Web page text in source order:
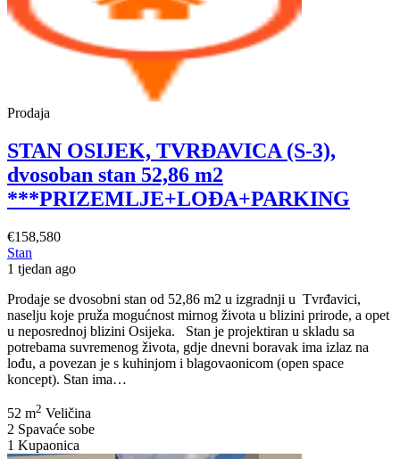
Prodaja
STAN OSIJEK, TVRĐAVICA (S-3),
dvosoban stan 52,86 m2
***PRIZEMLJE+LOĐA+PARKING
€158,580
Stan
1 tjedan ago
Prodaje se dvosobni stan od 52,86 m2 u izgradnji u Tvrđavici,
naselju koje pruža mogućnost mirnog života u blizini prirode, a opet
u neposrednoj blizini Osijeka. Stan je projektiran u skladu sa
potrebama suvremenog života, gdje dnevni boravak ima izlaz na
lođu, a povezan je s kuhinjom i blagovaonicom (open space
koncept). Stan ima…
52 m2 Veličina
2 Spavaće sobe
1 Kupaonica